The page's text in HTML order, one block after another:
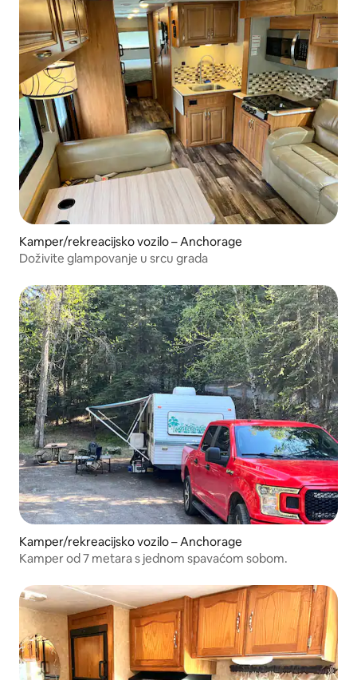
Kamper/rekreacijsko vozilo – Anchorage
Doživite glampovanje u srcu grada
Kamper/rekreacijsko vozilo – Anchorage
Kamper od 7 metara s jednom spavaćom sobom.